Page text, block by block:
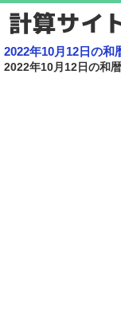
2022年10月12日の和
2022年10月12日の和